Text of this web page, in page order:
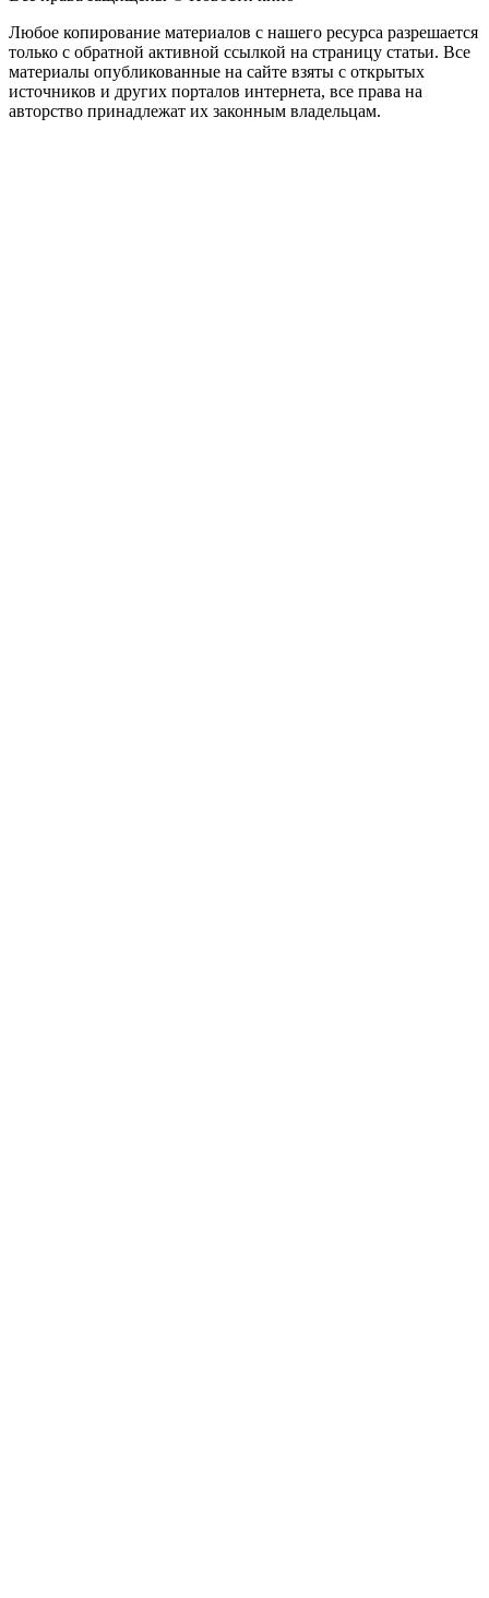
Любое копирование материалов с нашего ресурса разрешается
только с обратной активной ссылкой на страницу статьи. Все
материалы опубликованные на сайте взяты с открытых
источников и других порталов интернета, все права на
авторство принадлежат их законным владельцам.